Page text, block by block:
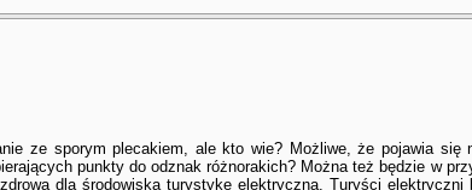
ze sporym plecakiem, ale kto wie? Możliwe, że pojawia się
punkty do odznak różnorakich? Można też będzie w
dla środowiska turystykę elektryczną. Turyści elektryczni